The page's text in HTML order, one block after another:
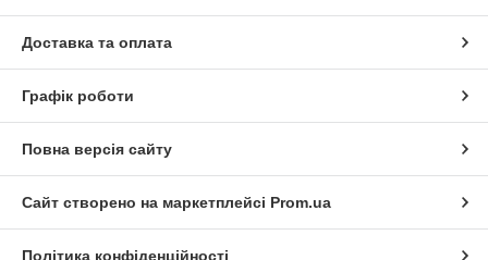
Доставка та оплата
Графік роботи
Повна версія сайту
Сайт створено на маркетплейсі Prom.ua
Політика конфіденційності